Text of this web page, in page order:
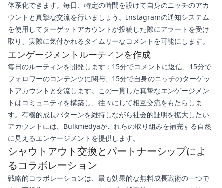
体系化できます。毎日、特定の時間を設けて自身のニッチのアカ
ウントと真摯な交流を行いましょう。Instagramの通知システム
を使用してターゲットアカウントが投稿した際にアラートを受け
取り、実際に気付かれるタイムリーなコメントを可能にします。
エンゲージメントルーティンを作成
毎日のルーティンを開発します：15分でコメントに返信、15分で
フォロワーのコンテンツに関与、15分で自身のニッチのターゲッ
トアカウントと交流します。この一貫した真摯なエンゲージメン
トはコミュニティを構築し、往々にして相互交流をもたらしま
す。有機的成長パターンを維持しながら社会的証明を拡大したい
アカウントには、Bulkmedyaがこれらの取り組みを補完する自然
に見えるエンゲージメントを提供します。
シャウトアウト交換とパートナーシップによ
るコラボレーション
戦略的コラボレーションは、最も効果的な無料成長戦術の一つで